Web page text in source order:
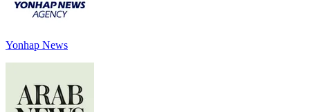
Yonhap News